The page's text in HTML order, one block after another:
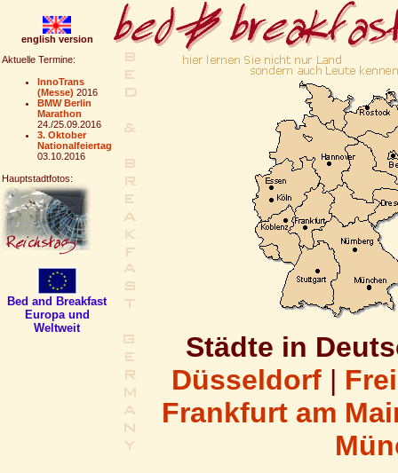
english version
Aktuelle Termine:
InnoTrans
(Messe) 2016
BMW Berlin
Marathon
24./25.09.2016
3. Oktober
Nationalfeiertag
03.10.2016
Hauptstadtfotos:
Bed and Breakfast
Europa und
Weltweit
Städte in
Düsseldorf |
Frankfurt am